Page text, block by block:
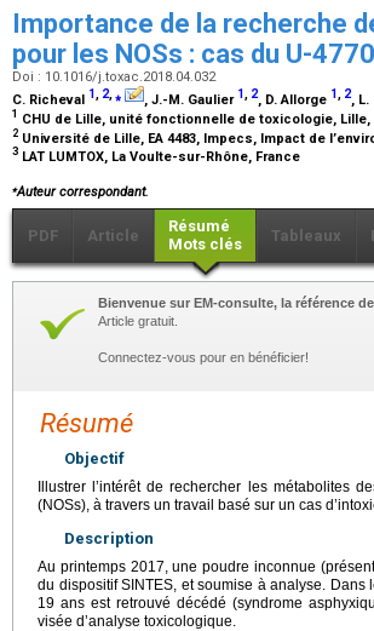
Importance de la recherche
pour les NOSs : cas du U-
Doi : 10.1016/j.toxac.2018.04.032
C. Richeval 1, 2,⁎ , J.-M. Gaulier 1, 2, D. Allorge 1, 2, L.
1 CHU de Lille, unité fonctionnelle de toxicologie, Lille,
2 Université de Lille, EA 4483, Impecs, Impact de
3 LAT LUMTOX, La Voulte-sur-Rhône, France
⁎Auteur correspondant.
PDF Article
Résumé
Mots clés
Tableaux
Bienvenue sur EM-consulte, la référence
Article gratuit.
Connectez-vous pour en bénéficier!
Résumé
Objectif
Illustrer l’intérêt de rechercher les métabolites
(NOSs), à travers un travail basé sur un cas
Description
Au printemps 2017, une poudre inconnue
du dispositif SINTES, et soumise à analyse.
19 ans est retrouvé décédé (syndrome
visée d’analyse toxicologique.